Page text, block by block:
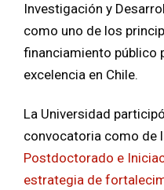
Investigación y
como uno de los
financiamiento público
excelencia en Chile.
La Universidad
convocatoria como de
Postdoctorado e
estrategia de